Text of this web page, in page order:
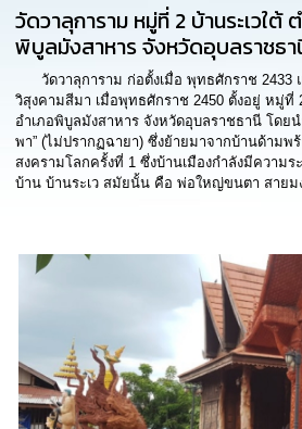
บุคคล
การ
จัด
ซื้อ
จัด
จ้าง
การ
คลัง
ป้องกัน
การ
ทุจริต
วัดวาลุการาม หมู่ที่ 2 บ้านระเวใต้
พิบูลมังสาหาร จังหวัดอุบลราชธ
วัดวาลุการาม ก่อตั้งเมื่อ พุทธศักราช 2433
วิสุงคามสีมา เมื่อพุทธศักราช 2450 ตั้งอยู่ หมู่ที่
อำเภอพิบูลมังสาหาร จังหวัดอุบลราชธานี โดย
พา” (ไม่ปรากฏฉายา) ซึ่งย้ายมาจากบ้านด้ามพ
สงครามโลกครั้งที่ 1 ซึ่งบ้านเมืองกำลังมีความ
บ้าน บ้านระเว สมัยนั้น คือ พ่อใหญ่ขนตา สายม